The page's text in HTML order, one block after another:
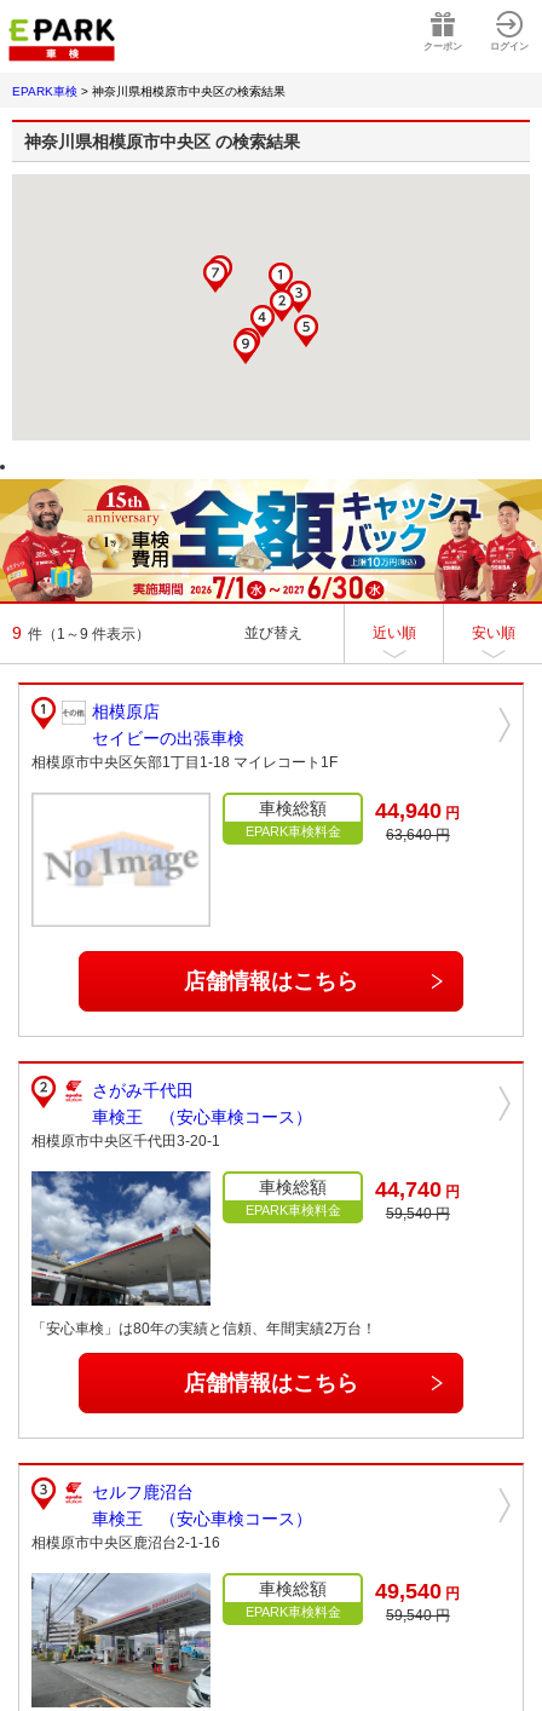
クーポン ログイン
EPARK車検 > 神奈川県相模原市中央区の検索結果
神奈川県相模原市中央区 の検索結果
9 件 （1～9 件表示） 並び替え 近い順 安い順
相模原店
セイビーの出張車検
相模原市中央区矢部1丁目1-18 マイレコート1F
車検総額
EPARK車検料金
44,940 円
63,640 円
店舗情報はこちら
さがみ千代田
車検王 （安心車検コース）
相模原市中央区千代田3-20-1
車検総額
EPARK車検料金
44,740 円
59,540 円
「安心車検」は80年の実績と信頼、年間実績2万台！
店舗情報はこちら
セルフ鹿沼台
車検王 （安心車検コース）
相模原市中央区鹿沼台2-1-16
車検総額
EPARK車検料金
49,540 円
59,540 円